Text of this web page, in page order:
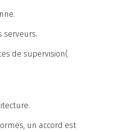
serveurs.
de supervision(
un accord est